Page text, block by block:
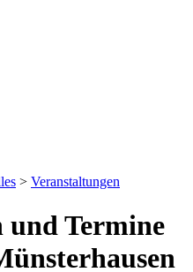
> Veranstaltungen
und Termine